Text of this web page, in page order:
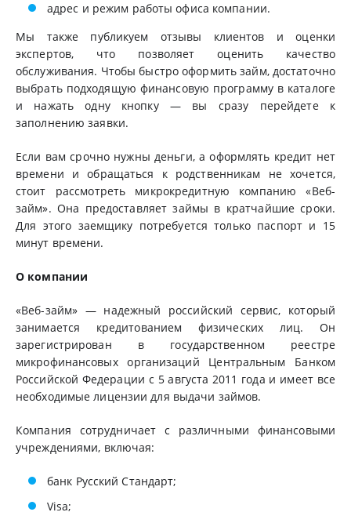
адрес и режим работы офиса компании.
Мы также публикуем отзывы клиентов и оценки
экспертов, что позволяет оценить качество
обслуживания. Чтобы быстро оформить займ, достаточно
выбрать подходящую финансовую программу в каталоге
и нажать одну кнопку — вы сразу перейдете к
заполнению заявки.
Если вам срочно нужны деньги, а оформлять кредит нет
времени и обращаться к родственникам не хочется,
стоит рассмотреть микрокредитную компанию «Веб-
займ». Она предоставляет займы в кратчайшие сроки.
Для этого заемщику потребуется только паспорт и 15
минут времени.
О компании
«Веб-займ» — надежный российский сервис, который
занимается кредитованием физических лиц. Он
зарегистрирован в государственном реестре
микрофинансовых организаций Центральным Банком
Российской Федерации с 5 августа 2011 года и имеет все
необходимые лицензии для выдачи займов.
Компания сотрудничает с различными финансовыми
учреждениями, включая:
банк Русский Стандарт;
Visa;